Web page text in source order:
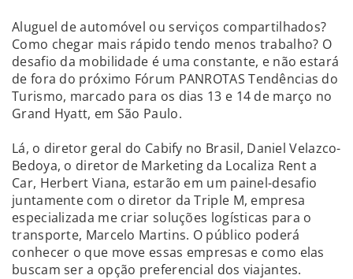
Aluguel de automóvel ou serviços compartilhados?
Como chegar mais rápido tendo menos trabalho? O
desafio da mobilidade é uma constante, e não estará
de fora do próximo Fórum PANROTAS Tendências do
Turismo, marcado para os dias 13 e 14 de março no
Grand Hyatt, em São Paulo.
Lá, o diretor geral do Cabify no Brasil, Daniel Velazco-
Bedoya, o diretor de Marketing da Localiza Rent a
Car, Herbert Viana, estarão em um painel-desafio
juntamente com o diretor da Triple M, empresa
especializada me criar soluções logísticas para o
transporte, Marcelo Martins. O público poderá
conhecer o que move essas empresas e como elas
buscam ser a opção preferencial dos viajantes.